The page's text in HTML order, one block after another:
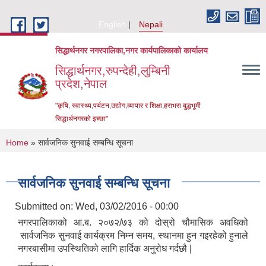
English
Nepali
सिद्धार्थनगर नगरपालिका,नगर कार्यपालिकाको कार्यालय
सिद्धार्थनगर,रुपन्देही,लुम्बिनी
प्रदेश,नेपाल
"कृषि, स्वास्थ्य,पर्यटन,उद्योग,व्यापार र शिक्षा,हराभरा बुद्धभूमी
सिद्धार्थनगरको इच्छा"
You are here
Home » सार्वजनिक सुनवाई सम्बन्धि सूचना
सार्वजनिक सुनवाई सम्बन्धि सूचना
Submitted on: Wed, 03/02/2016 - 00:00
नगरपालिकाको आ.ब. २०७२/७३ को दोस्रो चौमासिक अवधिको
सार्वजनिक सुनवाई कार्यक्रम निम्न समय, स्थानमा हुन गइरहेको हुनाले
नगरबासीमा उपस्थितिको लागि हार्दिक अनुरोध गर्दछौ |